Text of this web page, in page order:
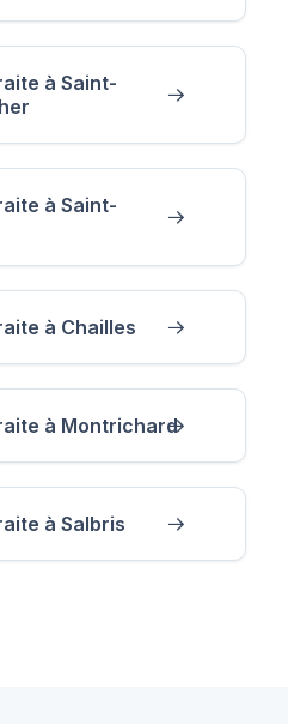
à Saint-
à Saint-
à Chailles
à Montrichard
à Salbris